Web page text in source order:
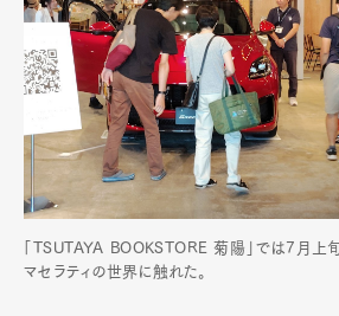
「TSUTAYA BOOKSTORE 菊陽」では7月上
マセラティの世界に触れた。